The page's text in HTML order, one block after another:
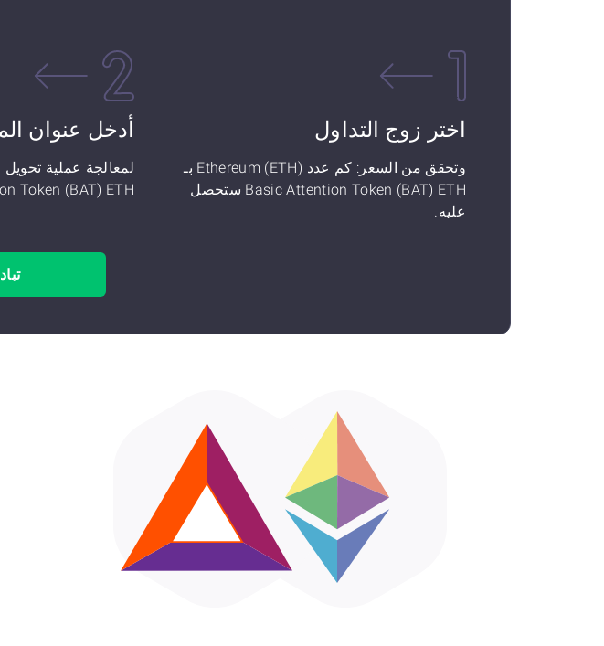
اختر زوج التداول
وتحقق من السعر: كم عدد Ethereum (ETH) بـ
Basic Attention Token (BAT) ETH ستحصل
عليه.
أدخل عنوان
Token (BAT) ETH.